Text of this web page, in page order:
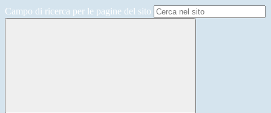
Campo di ricerca per le pagine del sito